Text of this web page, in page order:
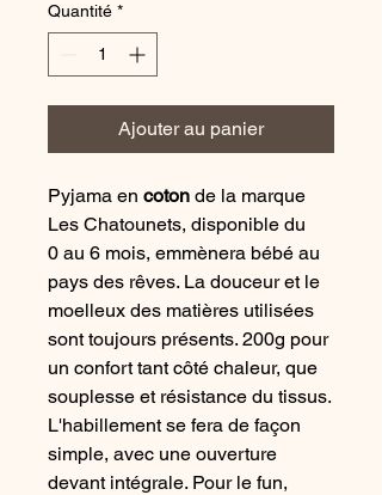
Quantité *
Ajouter au panier
Pyjama en coton de la marque
Les Chatounets, disponible du
0 au 6 mois, emmènera bébé au
pays des rêves. La douceur et le
moelleux des matières utilisées
sont toujours présents. 200g pour
un confort tant côté chaleur, que
souplesse et résistance du tissus.
L'habillement se fera de façon
simple, avec une ouverture
devant intégrale. Pour le fun,